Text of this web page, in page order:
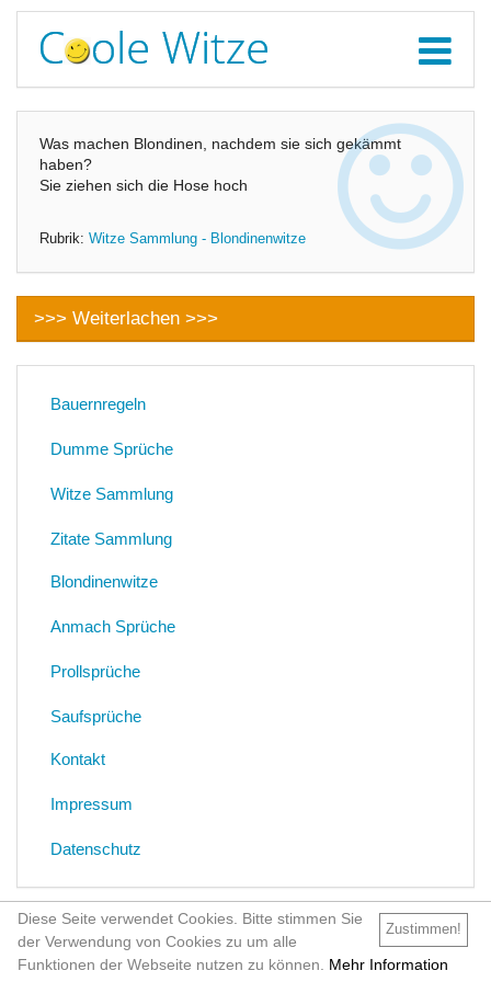
Was machen Blondinen, nachdem sie sich gekämmt
haben?
Sie ziehen sich die Hose hoch
Rubrik: Witze Sammlung - Blondinenwitze
>>> Weiterlachen >>>
Bauernregeln
Dumme Sprüche
Witze Sammlung
Zitate Sammlung
Blondinenwitze
Anmach Sprüche
Prollsprüche
Saufsprüche
Kontakt
Impressum
Datenschutz
Zustimmen!
Diese Seite verwendet Cookies. Bitte stimmen Sie
der Verwendung von Cookies zu um alle
Funktionen der Webseite nutzen zu können. Mehr Information